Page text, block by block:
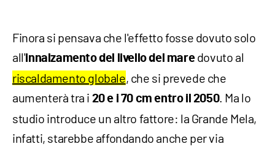
Finora si pensava che l'effetto fosse dovuto solo
all'innalzamento del livello del mare dovuto al
riscaldamento globale, che si prevede che
aumenterà tra i 20 e i 70 cm entro il 2050. Ma lo
studio introduce un altro fattore: la Grande Mela,
infatti, starebbe affondando anche per via